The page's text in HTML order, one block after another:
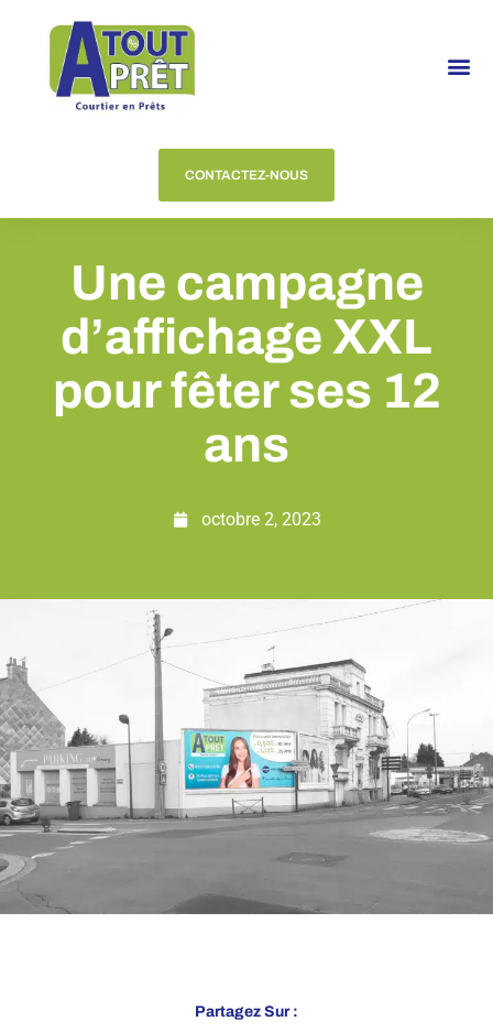
CONTACTEZ-NOUS
Une campagne
d’affichage XXL
pour fêter ses 12
ans
octobre 2, 2023
Partagez Sur :